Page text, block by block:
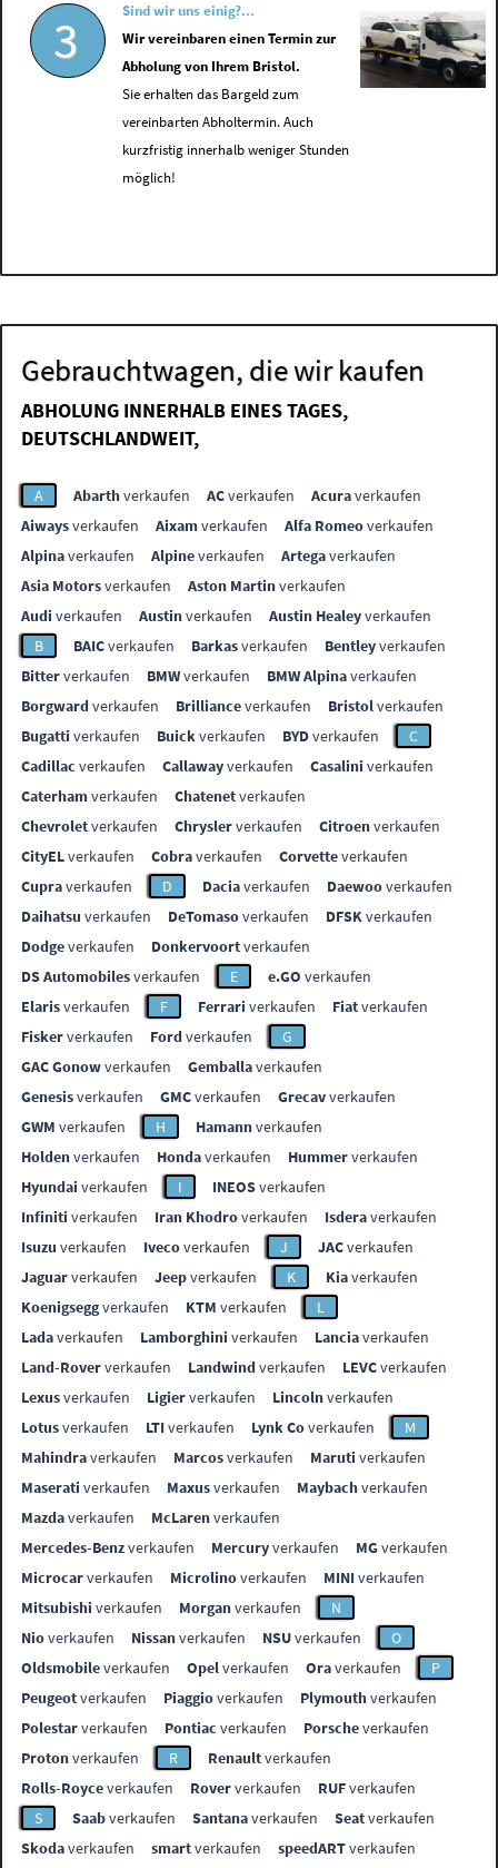
3
Sind wir uns einig?...
Wir vereinbaren einen Termin zur
Abholung von Ihrem Bristol.
Sie erhalten das Bargeld zum
vereinbarten Abholtermin. Auch
kurzfristig innerhalb weniger Stunden
möglich!
Gebrauchtwagen, die wir kaufen
ABHOLUNG INNERHALB EINES TAGES,
DEUTSCHLANDWEIT,
A Abarthverkaufen ACverkaufen Acuraverkaufen
Aiwaysverkaufen Aixamverkaufen Alfa Romeoverkaufen
Alpinaverkaufen Alpineverkaufen Artegaverkaufen
Asia Motorsverkaufen Aston Martinverkaufen
Audi verkaufen Austinverkaufen Austin Healeyverkaufen
B
BAICverkaufen Barkasverkaufen Bentleyverkaufen
Bitterverkaufen BMWverkaufen BMW Alpinaverkaufen
Borgwardverkaufen Brillianceverkaufen Bristolverkaufen
Bugatti verkaufen Buickverkaufen BYDverkaufen
C
Cadillac verkaufen Callawayverkaufen Casalini verkaufen
Caterhamverkaufen Chatenetverkaufen
Chevroletverkaufen Chryslerverkaufen Citroenverkaufen
CityELverkaufen Cobraverkaufen Corvetteverkaufen
Cupraverkaufen D Daciaverkaufen Daewooverkaufen
Daihatsu verkaufen DeTomasoverkaufen DFSKverkaufen
Dodgeverkaufen Donkervoortverkaufen
DS Automobilesverkaufen E e.GO verkaufen
Elarisverkaufen F Ferrari verkaufen Fiatverkaufen
Fiskerverkaufen Fordverkaufen
G
GAC Gonowverkaufen Gemballaverkaufen
Genesisverkaufen GMCverkaufen Grecavverkaufen
GWM verkaufen H Hamannverkaufen
Holdenverkaufen Hondaverkaufen Hummerverkaufen
Hyundai verkaufen I INEOSverkaufen
Infiniti verkaufen Iran Khodroverkaufen Isderaverkaufen
Isuzu verkaufen Ivecoverkaufen J JACverkaufen
Jaguarverkaufen Jeepverkaufen K Kiaverkaufen
Koenigseggverkaufen KTM verkaufen
L
Ladaverkaufen Lamborghini verkaufen Lanciaverkaufen
Land-Roververkaufen Landwindverkaufen LEVCverkaufen
Lexusverkaufen Ligierverkaufen Lincolnverkaufen
Lotusverkaufen LTIverkaufen Lynk Coverkaufen
M
Mahindraverkaufen Marcosverkaufen Maruti verkaufen
Maserati verkaufen Maxusverkaufen Maybachverkaufen
Mazdaverkaufen McLarenverkaufen
Mercedes-Benzverkaufen Mercuryverkaufen MGverkaufen
Microcarverkaufen Microlinoverkaufen MINIverkaufen
Mitsubishi verkaufen Morganverkaufen
N
Nioverkaufen Nissanverkaufen NSUverkaufen
O
Oldsmobileverkaufen Opelverkaufen Oraverkaufen
P
Peugeotverkaufen Piaggioverkaufen Plymouthverkaufen
Polestarverkaufen Pontiac verkaufen Porscheverkaufen
Protonverkaufen R Renaultverkaufen
Rolls-Royceverkaufen Roververkaufen RUFverkaufen
S
Saabverkaufen Santanaverkaufen Seatverkaufen
Skodaverkaufen smartverkaufen speedARTverkaufen